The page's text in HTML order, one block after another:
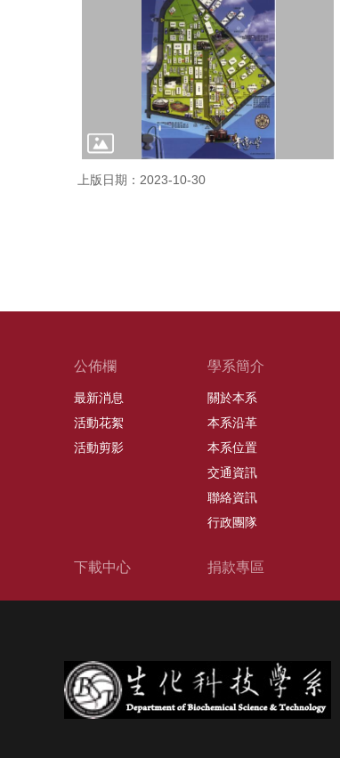
上版日期：2023-10-30
公佈欄
最新消息
活動花絮
活動剪影
學系簡介
關於本系
本系沿革
本系位置
交通資訊
聯絡資訊
行政團隊
下載中心 捐款專區